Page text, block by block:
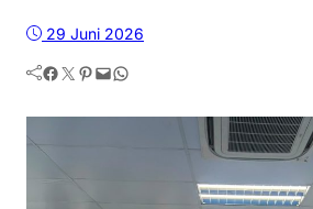
29 Juni 2026
Facebook Twitter Pinterest Mail WhatsApp